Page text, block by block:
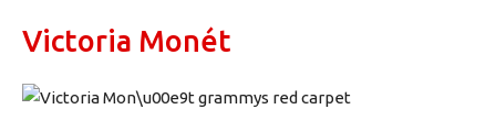
Victoria Monét